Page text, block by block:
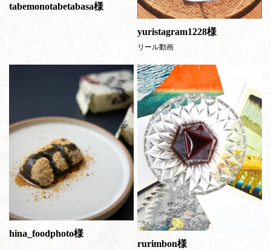
tabemonotabetabasa様
yuristagram1228様
リール動画
hina_foodphoto様
rurimbon様